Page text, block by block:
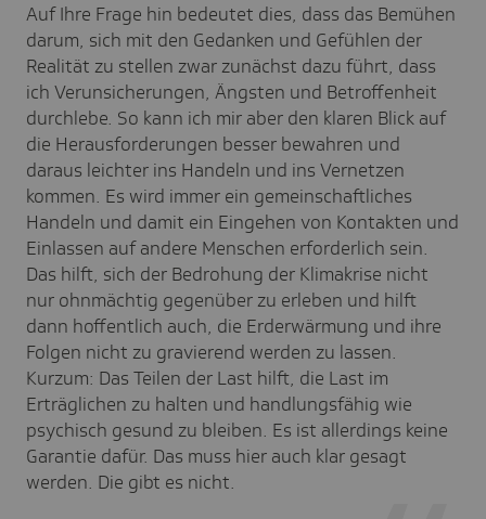
Auf Ihre Frage hin bedeutet dies, dass das Bemühen
darum, sich mit den Gedanken und Gefühlen der
Realität zu stellen zwar zunächst dazu führt, dass
ich Verunsicherungen, Ängsten und Betroffenheit
durchlebe. So kann ich mir aber den klaren Blick auf
die Herausforderungen besser bewahren und
daraus leichter ins Handeln und ins Vernetzen
kommen. Es wird immer ein gemeinschaftliches
Handeln und damit ein Eingehen von Kontakten und
Einlassen auf andere Menschen erforderlich sein.
Das hilft, sich der Bedrohung der Klimakrise nicht
nur ohnmächtig gegenüber zu erleben und hilft
dann hoffentlich auch, die Erderwärmung und ihre
Folgen nicht zu gravierend werden zu lassen.
Kurzum: Das Teilen der Last hilft, die Last im
Erträglichen zu halten und handlungsfähig wie
psychisch gesund zu bleiben. Es ist allerdings keine
Garantie dafür. Das muss hier auch klar gesagt
werden. Die gibt es nicht.